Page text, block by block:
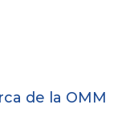
de la OMM